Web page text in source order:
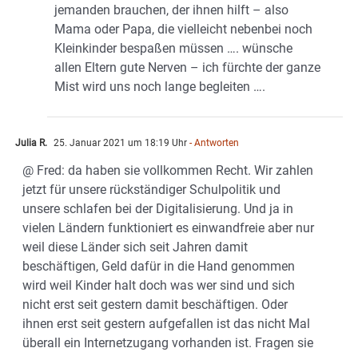
jemanden brauchen, der ihnen hilft – also
Mama oder Papa, die vielleicht nebenbei noch
Kleinkinder bespaßen müssen …. wünsche
allen Eltern gute Nerven – ich fürchte der ganze
Mist wird uns noch lange begleiten ….
Julia R. 25. Januar 2021 um 18:19 Uhr - Antworten
@ Fred: da haben sie vollkommen Recht. Wir zahlen
jetzt für unsere rückständiger Schulpolitik und
unsere schlafen bei der Digitalisierung. Und ja in
vielen Ländern funktioniert es einwandfreie aber nur
weil diese Länder sich seit Jahren damit
beschäftigen, Geld dafür in die Hand genommen
wird weil Kinder halt doch was wer sind und sich
nicht erst seit gestern damit beschäftigen. Oder
ihnen erst seit gestern aufgefallen ist das nicht Mal
überall ein Internetzugang vorhanden ist. Fragen sie